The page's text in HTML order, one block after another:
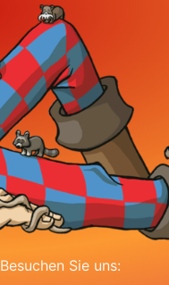
Besuchen Sie uns: